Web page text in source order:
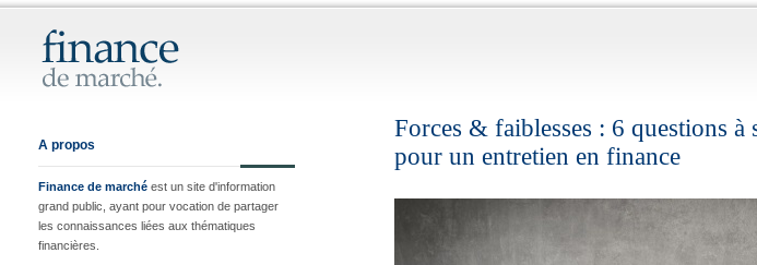
A propos
Finance de marchéest un site d'information
grand public, ayant pour vocation de partager
les connaissances liées aux thématiques
financières.
Forces & faiblesses : 6 questions à
pour un entretien en finance